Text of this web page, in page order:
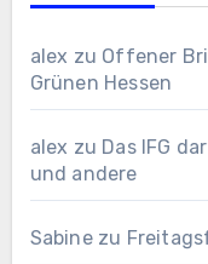
alex zu Offener
Grünen Hessen
alex zu Das IFG
und andere
Sabinezu